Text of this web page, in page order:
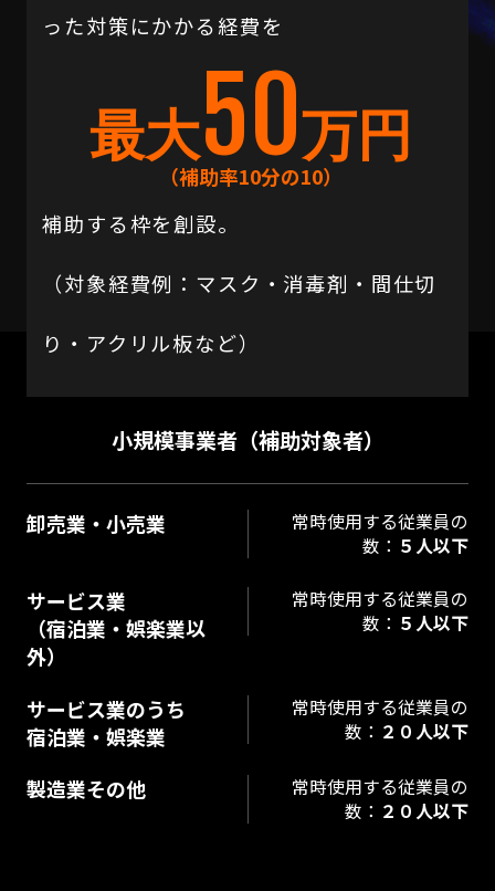
った対策にかかる経費を
補助する枠を創設。
（対象経費例：マスク・消毒剤・間仕切
り・アクリル板など）
最大50万円
（補助率10分の10）
小規模事業者（補助対象者）
卸売業・小売業
常時使用する従業員の
数： ５人以下
サービス業
（宿泊業・娯楽業以
外）
常時使用する従業員の
数： ５人以下
サービス業のうち
宿泊業・娯楽業
常時使用する従業員の
数： ２０人以下
製造業その他
常時使用する従業員の
数： ２０人以下